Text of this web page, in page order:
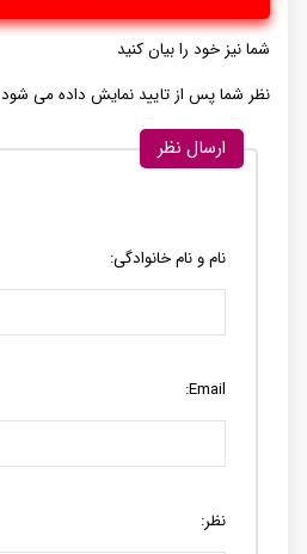
شما نیز خود را بیان کنید
نظر شما پس از تایید نمایش داده می شود
ارسال نظر
نام و نام خانوادگی:
Email:
نظر: